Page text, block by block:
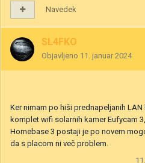
Navedek
SL4FKO
Objavljeno 11. januar 2024
Ker nimam po hiši prednapeljanih
komplet wifi solarnih kamer Eufycam
Homebase 3 postaji je po novem
da s placom ni več problem.